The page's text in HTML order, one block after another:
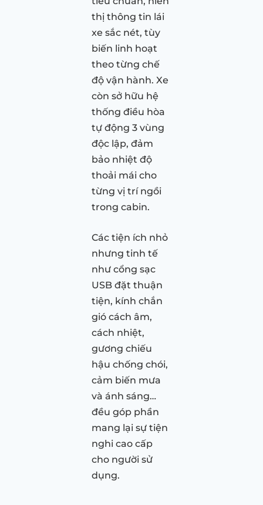
thị thông tin lái
xe sắc nét, tùy
biến linh hoạt
theo từng chế
độ vận hành. Xe
còn sở hữu hệ
thống điều hòa
tự động 3 vùng
độc lập, đảm
bảo nhiệt độ
thoải mái cho
từng vị trí ngồi
trong cabin.
Các tiện ích nhỏ
nhưng tinh tế
như cổng sạc
USB đặt thuận
tiện, kính chắn
gió cách âm,
cách nhiệt,
gương chiếu
hậu chống chói,
cảm biến mưa
và ánh sáng…
đều góp phần
mang lại sự tiện
nghi cao cấp
cho người sử
dụng.